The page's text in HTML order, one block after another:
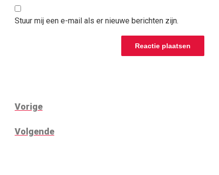
Stuur mij een e-mail als er nieuwe berichten zijn.
BERICHT
NAVIGATIE
Vorig
Vorige
Volgend
Volgende